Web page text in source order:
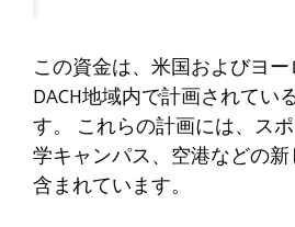
この資金は、米国およびヨ
DACH地域内で計画されてい
す。 これらの計画には、ス
学キャンパス、空港などの
含まれています。